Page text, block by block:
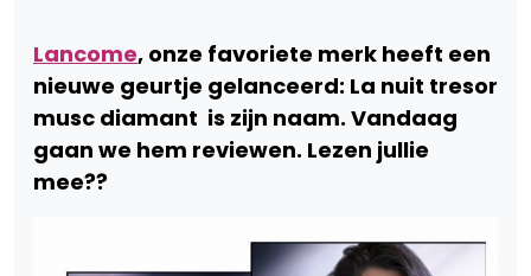
Lancome, onze favoriete merk heeft een
nieuwe geurtje gelanceerd: La nuit tresor
musc diamant is zijn naam. Vandaag
gaan we hem reviewen. Lezen jullie
mee??